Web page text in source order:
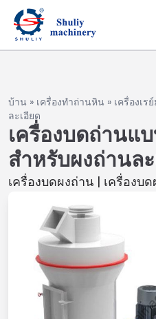
บ้าน » เครื่องทำถ่านหิน » เครื่องเ
ละเอียด
เครื่องบดถ่านแ
สำหรับผงถ่านล
เครื่องบดผงถ่าน | เครื่องบด